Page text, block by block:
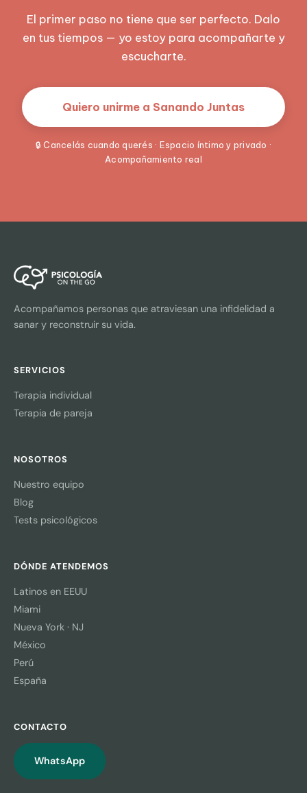
El primer paso no tiene que ser perfecto. Dalo
en tus tiempos — yo estoy para acompañarte y
escucharte.
Quiero unirme a Sanando Juntas
🔒 Cancelás cuando querés · Espacio íntimo y privado ·
Acompañamiento real
Acompañamos personas que atraviesan una infidelidad a
sanar y reconstruir su vida.
SERVICIOS
Terapia individual
Terapia de pareja
NOSOTROS
Nuestro equipo
Blog
Tests psicológicos
DÓNDE ATENDEMOS
Latinos en EEUU
Miami
Nueva York · NJ
México
Perú
España
CONTACTO
WhatsApp